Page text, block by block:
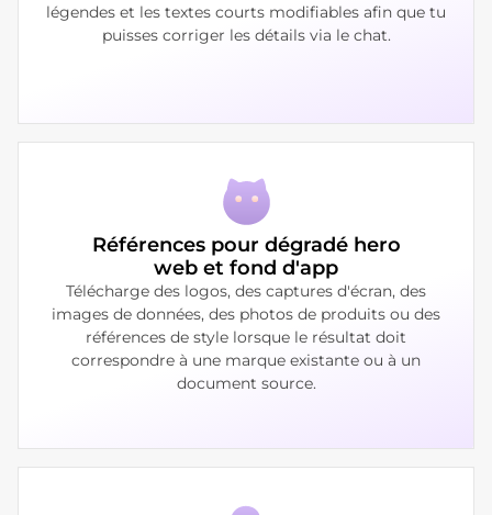
légendes et les textes courts modifiables afin que tu
puisses corriger les détails via le chat.
Références pour dégradé hero
web et fond d'app
Télécharge des logos, des captures d'écran, des
images de données, des photos de produits ou des
références de style lorsque le résultat doit
correspondre à une marque existante ou à un
document source.